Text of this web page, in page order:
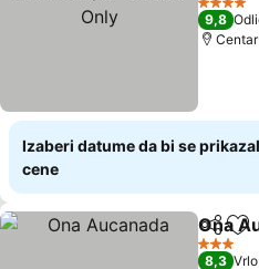
4
9,8
Izaberi datume da bi se
cene
Deli
Ona
3 Zvezdice
8,3